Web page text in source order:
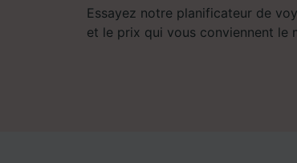
Essayez notre planificateur de
et le prix qui vous conviennent le